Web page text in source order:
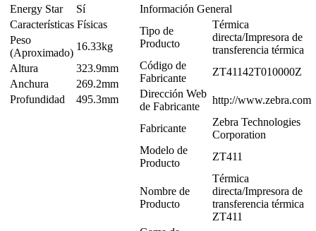
Energy Star
Sí
Características Físicas
Peso
(Aproximado)
16.33kg
Altura
323.9mm
Anchura
269.2mm
Profundidad
495.3mm
Información General
Tipo de
Producto
Térmica
directa/Impresora de
transferencia térmica
Código de
Fabricante
ZT41142T010000Z
Dirección Web
de Fabricante
http://www.zebra.com
Fabricante
Zebra Technologies
Corporation
Modelo de
Producto
ZT411
Nombre de
Producto
Térmica
directa/Impresora de
transferencia térmica
ZT411